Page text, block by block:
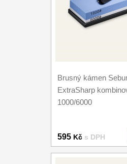
Brusný kámen
ExtraSharp
1000/6000
595 Kč s DPH